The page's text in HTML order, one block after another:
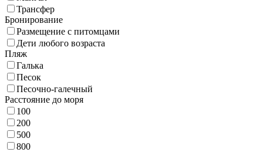
Трансфер
Бронирование
Размещение с питомцами
Дети любого возраста
Пляж
Галька
Песок
Песочно-галечный
Расстояние до моря
100
200
500
800